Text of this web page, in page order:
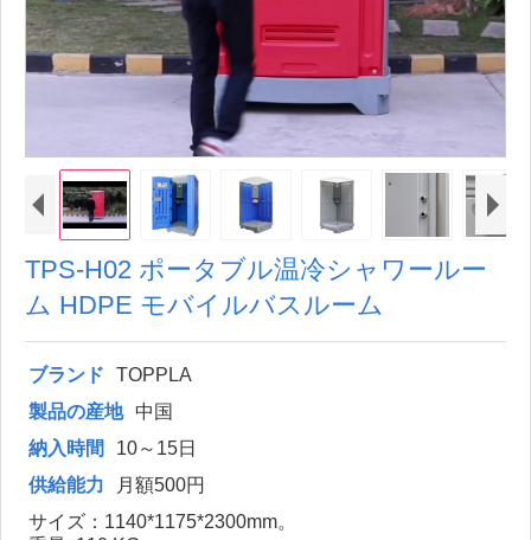
TPS-H02 ポータブル温冷シャワールー
ム HDPE モバイルバスルーム
ブランド
TOPPLA
製品の産地
中国
納入時間
10～15日
供給能力
月額500円
サイズ：1140*1175*2300mm。